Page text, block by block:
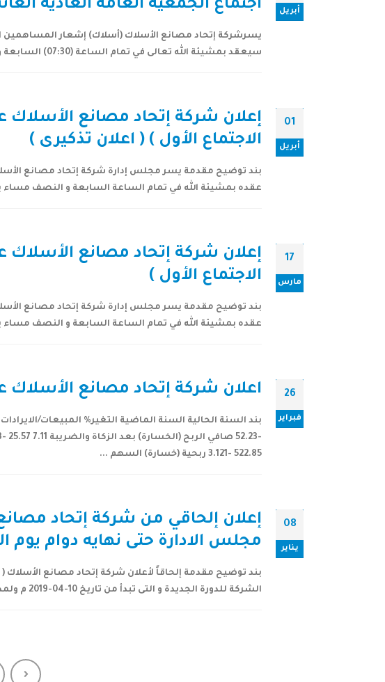
أبريل
اجتماع الجمعية العامة العادية
يسرشركة إتحاد مصانع الأسلاك (أسلاك) إشعار المساهمين
سيعقد بمشيئة الله تعالى في تمام الساعة (07:30) السابعة والنصف مساء يوم الأثنين 03- 08-1440 هـ الموافق 08- 04- 2019 م بفندق ماريوت الرياض...
01
أبريل
إعلان شركة إتحاد مصانع الأسلاك
الاجتماع الأول ) ( اعلان تذكيرى )
بند توضيح مقدمة يسر مجلس إدارة شركة إتحاد مصانع
عقده بمشيئة الله في تمام الساعة السابعة و النصف مساء يوم الإثنين 3 شعبان 1440هـ الموافق 8 أبريل 2019م، في فندق
17
مارس
إعلان شركة إتحاد مصانع الأسلاك
الاجتماع الأول )
بند توضيح مقدمة يسر مجلس إدارة شركة إتحاد مصانع
عقده بمشيئة الله في تمام الساعة السابعة و النصف مساء يوم الإثنين 3 شعبان 1440هـ الموافق 8 أبريل 2019م، في فندق
26
فبراير
اعلان شركة إتحاد مصانع الأسلاك عن
522.85 -3.121 ربحية (خسارة) السهم ...
08
يناير
إعلان إلحاقي من شركة إتحاد
مجلس الادارة حتى نهايه دوام يوم الخميس 31-1-2019
الشركة للدورة الجديدة و التى تبدأ من تاريخ 10-04-2019 م ولمدة ثلاثة سنوات تنتهي في 09-04-2022 م ، تعلن...